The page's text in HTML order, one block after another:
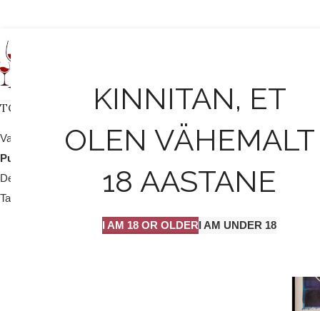
KINNITAN, ET
OLEN VÄHEMALT
18 AASTANE
I AM 18 OR OLDERI AM UNDER 18
TOOTEKATEGOORIAD
Valge vein / mull 25
Punane vein
Dessert vein 9
Tarvikud